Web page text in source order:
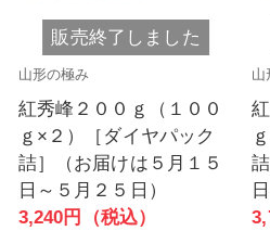
販売終了しました
山形の極み
紅秀峰２００ｇ（１００
ｇ×２）［ダイヤパック
詰］（お届けは５月１５
日～５月２５日）
3,240円（税込）
山